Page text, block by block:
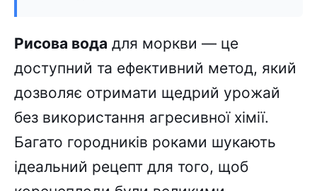
Рисова вода для моркви — це
доступний та ефективний метод, який
дозволяє отримати щедрий урожай
без використання агресивної хімії.
Багато городників роками шукають
ідеальний рецепт для того, щоб